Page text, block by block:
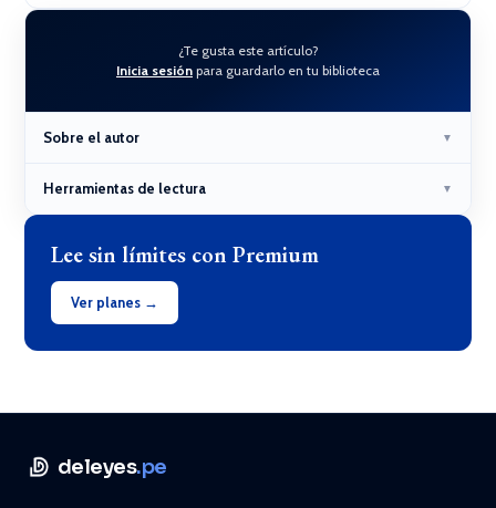
¿Te gusta este artículo?
Inicia sesión para guardarlo en tu biblioteca
Sobre el autor ▼
Herramientas de lectura ▼
Lee sin límites con Premium
Ver planes →
deleyes.pe